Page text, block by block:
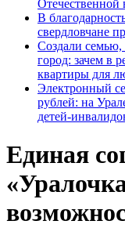
Отечественной
В
свердловчане
Создали семью,
город: зачем в
квартиры для
Электронный
рублей: на
детей-
Единая